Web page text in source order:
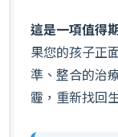
這是一項值得
果您的孩子正
準、整合的治
霾，重新找回